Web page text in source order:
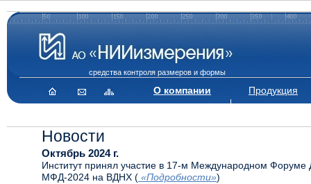
средства контроля размеров и формы
О компании Продукция
Новости
Октябрь 2024 г.
Институт принял участие в 17-м Международном Форуме
МФД-2024 на ВДНХ ( «Подробности»)